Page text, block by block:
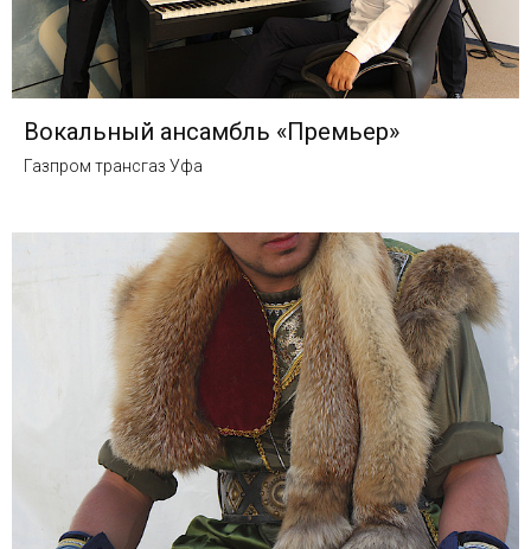
Вокальный ансамбль «Премьер»
Газпром трансгаз Уфа